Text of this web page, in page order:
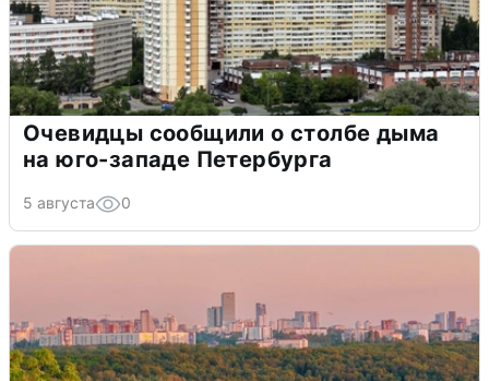
Очевидцы сообщили о столбе дыма
на юго-западе Петербурга
5 августа 0